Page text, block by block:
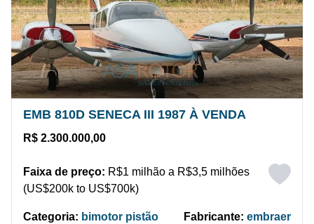
EMB 810D SENECA III 1987 À VENDA
R$ 2.300.000,00
Faixa de preço: R$1 milhão a R$3,5 milhões
(US$200k to US$700k)
Categoria: bimotor pistão Fabricante: embraer